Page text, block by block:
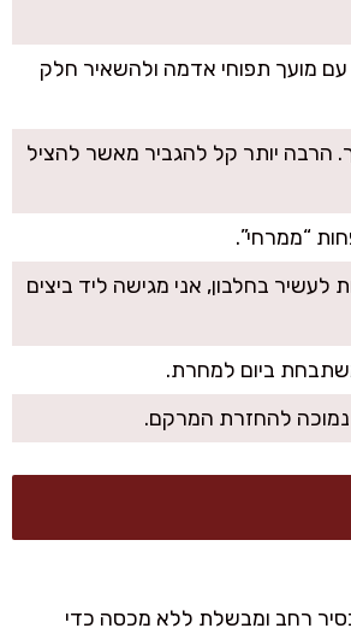
מועך תפוחי אדמה ולהשאיר חלק
הרבה יותר קל להגביר מאשר להציל
בחלבון, אני מגישה ליד ביצים
להחזרת המרקם.
רחב ומבשלת ללא מכסה כדי